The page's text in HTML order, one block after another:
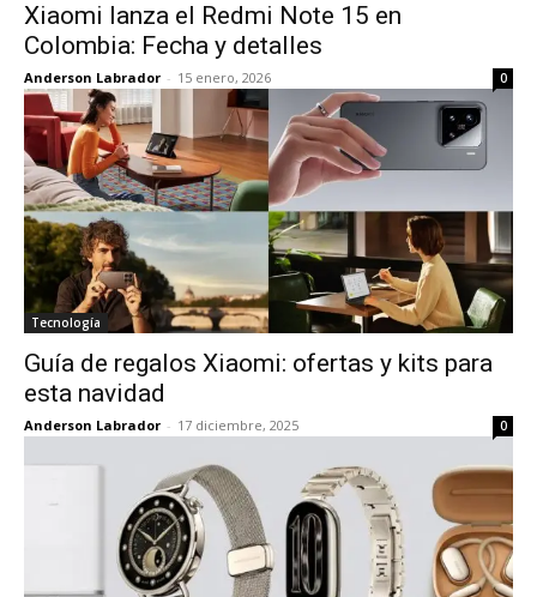
Xiaomi lanza el Redmi Note 15 en
Colombia: Fecha y detalles
Anderson Labrador - 15 enero, 2026 0
Tecnología
Guía de regalos Xiaomi: ofertas y kits para
esta navidad
Anderson Labrador - 17 diciembre, 2025 0